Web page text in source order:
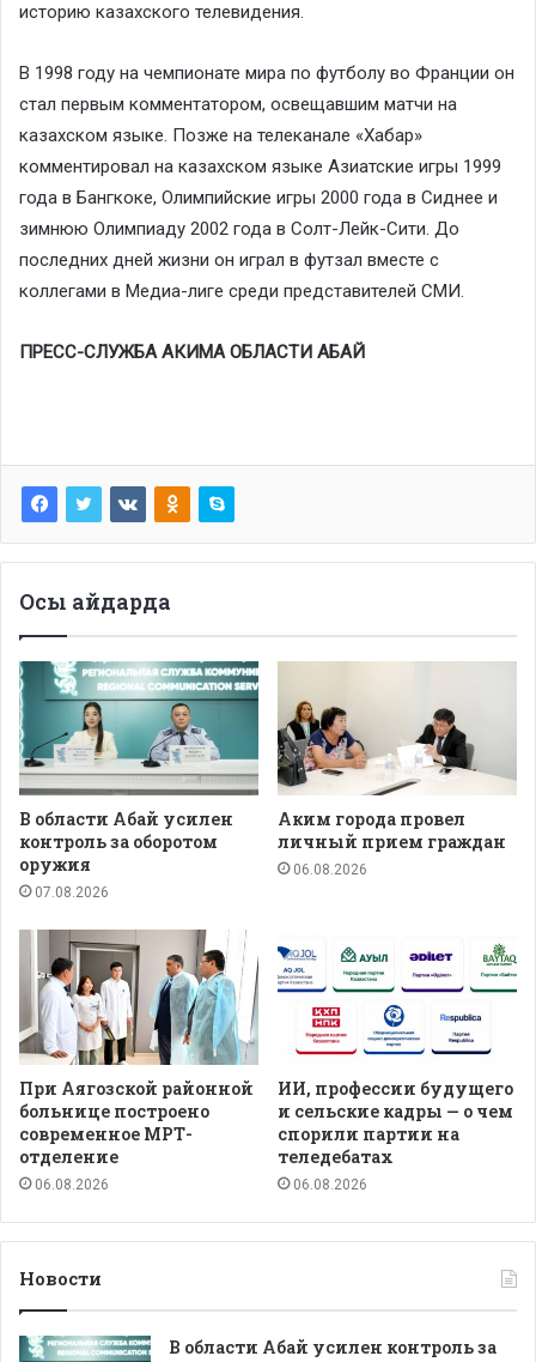
историю казахского телевидения.
В 1998 году на чемпионате мира по футболу во Франции он
стал первым комментатором, освещавшим матчи на
казахском языке. Позже на телеканале «Хабар»
комментировал на казахском языке Азиатские игры 1999
года в Бангкоке, Олимпийские игры 2000 года в Сиднее и
зимнюю Олимпиаду 2002 года в Солт-Лейк-Сити. До
последних дней жизни он играл в футзал вместе с
коллегами в Медиа-лиге среди представителей СМИ.
ПРЕСС-СЛУЖБА АКИМА ОБЛАСТИ АБАЙ
Осы айдарда
В области Абай усилен
контроль за оборотом
оружия
07.08.2026
Аким города провел
личный прием граждан
06.08.2026
При Аягозской районной
больнице построено
современное МРТ-
отделение
06.08.2026
ИИ, профессии будущего
и сельские кадры — о чем
спорили партии на
теледебатах
06.08.2026
Новости
В области Абай усилен контроль за